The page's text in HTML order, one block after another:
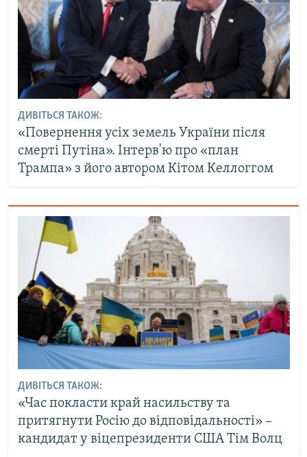
ДИВІТЬСЯ ТАКОЖ:
«Повернення усіх земель України після
смерті Путіна». Інтерв'ю про «план
Трампа» з його автором Кітом Келлоггом
ДИВІТЬСЯ ТАКОЖ:
«Час покласти край насильству та
притягнути Росію до відповідальності» –
кандидат у віцепрезиденти США Тім Волц